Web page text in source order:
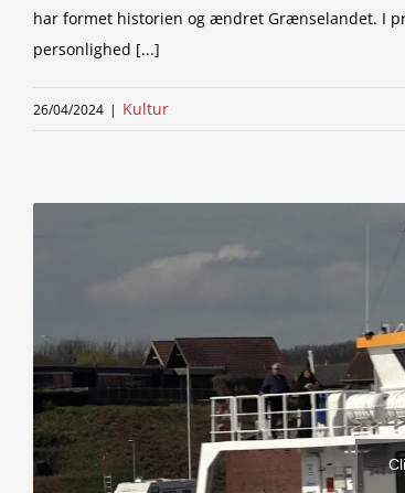
har formet historien og ændret Grænselandet. I
personlighed [...]
26/04/2024 | Kultur